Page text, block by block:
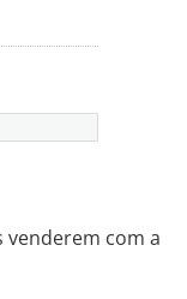
venderem com a